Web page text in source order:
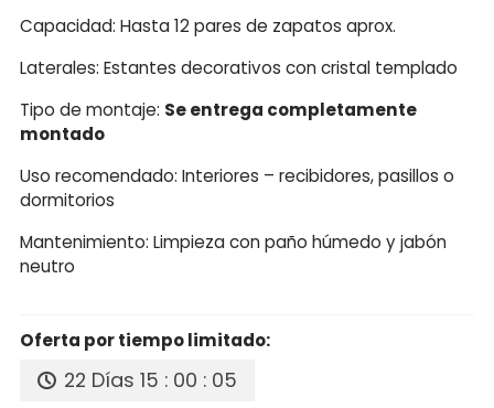
Capacidad: Hasta 12 pares de zapatos aprox.
Laterales: Estantes decorativos con cristal templado
Tipo de montaje: Se entrega completamente
montado
Uso recomendado: Interiores – recibidores, pasillos o
dormitorios
Mantenimiento: Limpieza con paño húmedo y jabón
neutro
Oferta por tiempo limitado:
22 Días 15 : 00 : 04